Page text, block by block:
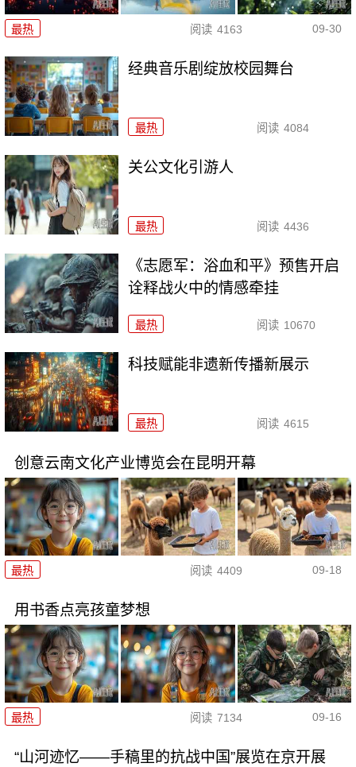
最热 阅读 4163 09-30
经典音乐剧绽放校园舞台
最热 阅读 4084
关公文化引游人
最热 阅读 4436
《志愿军：浴血和平》预售开启
诠释战火中的情感牵挂
最热 阅读 10670
科技赋能非遗新传播新展示
最热 阅读 4615
创意云南文化产业博览会在昆明开幕
最热 阅读 4409 09-18
用书香点亮孩童梦想
最热 阅读 7134 09-16
“山河迹忆——手稿里的抗战中国”展览在京开展